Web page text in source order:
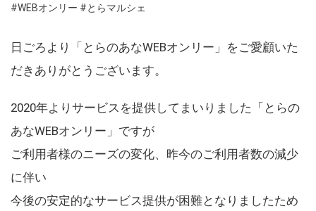
#WEBオンリー #とらマルシェ
日ごろより「とらのあなWEBオンリー」をご愛顧いた
だきありがとうございます。
2020年よりサービスを提供してまいりました「とらの
あなWEBオンリー」ですが
ご利用者様のニーズの変化、昨今のご利用者数の減少
に伴い
今後の安定的なサービス提供が困難となりましたため